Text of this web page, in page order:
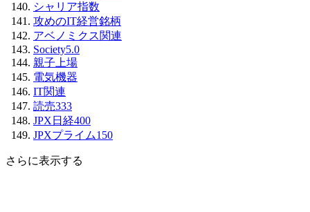
シャリア指数
攻めのIT経営銘柄
アベノミクス関連
Society5.0
親子上場
電気機器
IT関連
読売333
JPX日経400
JPXプライム150
さらに表示する